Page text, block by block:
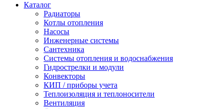
Каталог
Радиаторы
Котлы отопления
Насосы
Инженерные системы
Сантехника
Системы отопления и водоснабжения
Гидрострелки и модули
Конвекторы
КИП / приборы учета
Теплоизоляция и теплоносители
Вентиляция